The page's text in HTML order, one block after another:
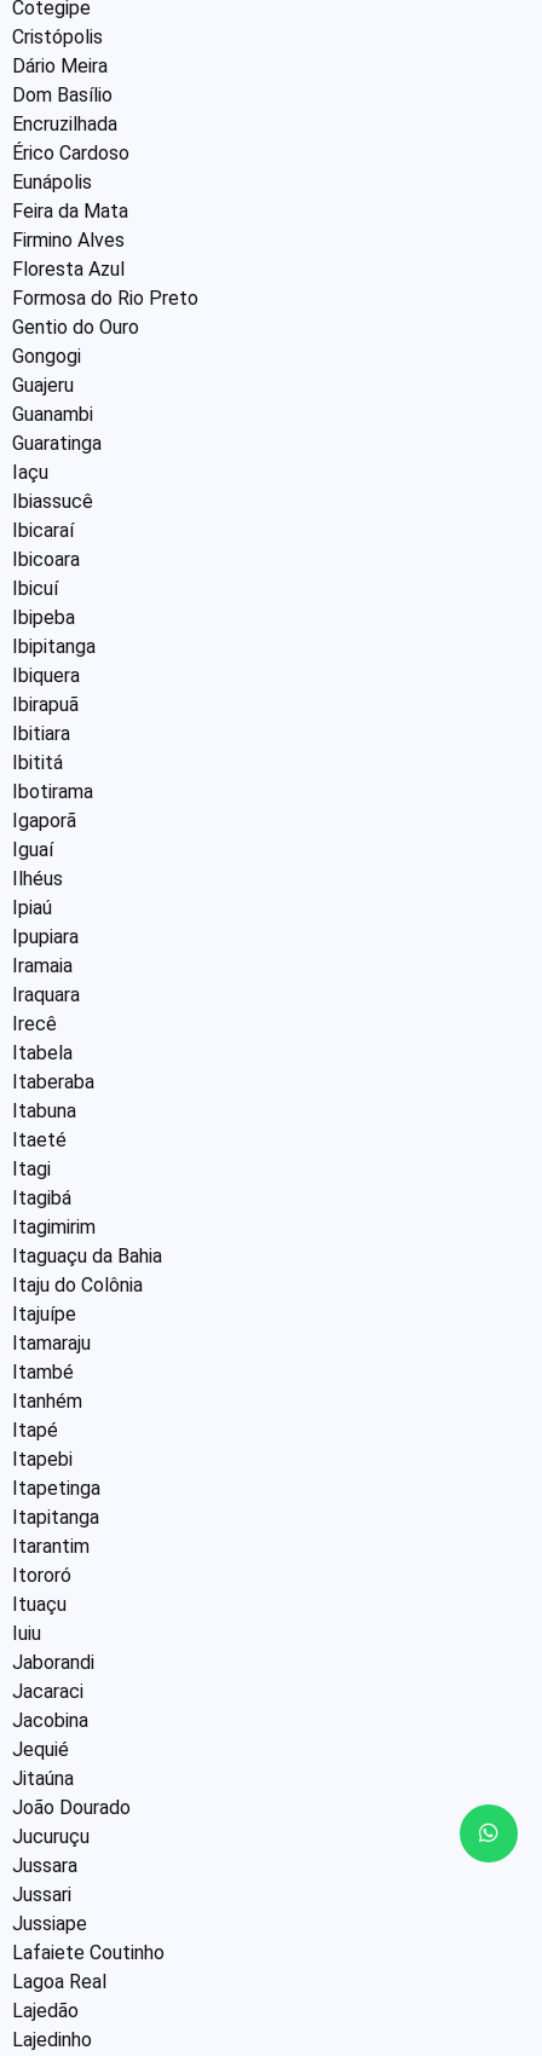
Cotegipe
Cristópolis
Dário Meira
Dom Basílio
Encruzilhada
Érico Cardoso
Eunápolis
Feira da Mata
Firmino Alves
Floresta Azul
Formosa do Rio Preto
Gentio do Ouro
Gongogi
Guajeru
Guanambi
Guaratinga
Iaçu
Ibiassucê
Ibicaraí
Ibicoara
Ibicuí
Ibipeba
Ibipitanga
Ibiquera
Ibirapuã
Ibitiara
Ibititá
Ibotirama
Igaporã
Iguaí
Ilhéus
Ipiaú
Ipupiara
Iramaia
Iraquara
Irecê
Itabela
Itaberaba
Itabuna
Itaeté
Itagi
Itagibá
Itagimirim
Itaguaçu da Bahia
Itaju do Colônia
Itajuípe
Itamaraju
Itambé
Itanhém
Itapé
Itapebi
Itapetinga
Itapitanga
Itarantim
Itororó
Ituaçu
Iuiu
Jaborandi
Jacaraci
Jacobina
Jequié
Jitaúna
João Dourado
Jucuruçu
Jussara
Jussari
Jussiape
Lafaiete Coutinho
Lagoa Real
Lajedão
Lajedinho